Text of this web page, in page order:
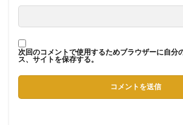
次回のコメントで使用するためブラウザーに自分
ス、サイトを保存する。